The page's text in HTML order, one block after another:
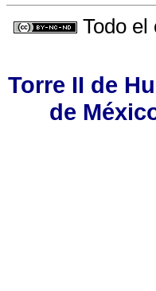
Todo el
Torre II de
de